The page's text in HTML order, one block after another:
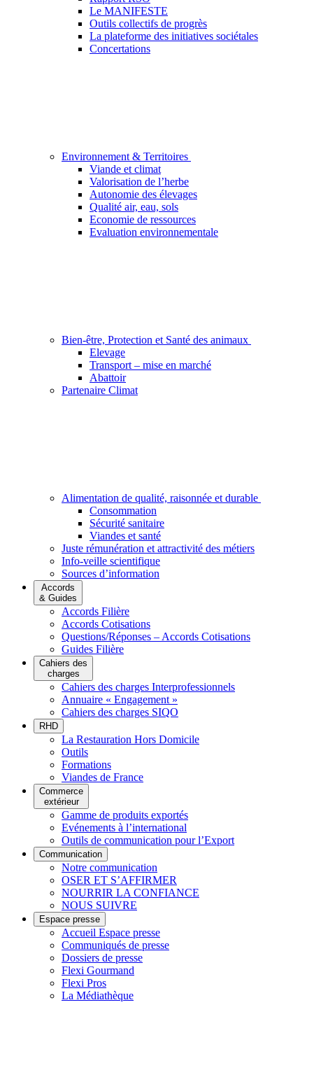
Le MANIFESTE
Outils collectifs de progrès
La plateforme des initiatives sociétales
Concertations
Environnement & Territoires
Viande et climat
Valorisation de l’herbe
Autonomie des élevages
Qualité air, eau, sols
Economie de ressources
Evaluation environnementale
Bien-être, Protection et Santé des animaux
Elevage
Transport – mise en marché
Abattoir
Partenaire Climat
Alimentation de qualité, raisonnée et durable
Consommation
Sécurité sanitaire
Viandes et santé
Juste rémunération et attractivité des métiers
Info-veille scientifique
Sources d’information
Accords
& Guides
Accords Filière
Accords Cotisations
Questions/Réponses – Accords Cotisations
Guides Filière
Cahiers des
charges
Cahiers des charges Interprofessionnels
Annuaire « Engagement »
Cahiers des charges SIQO
RHD
La Restauration Hors Domicile
Outils
Formations
Viandes de France
Commerce
extérieur
Gamme de produits exportés
Evénements à l’international
Outils de communication pour l’Export
Communication
Notre communication
OSER ET S’AFFIRMER
NOURRIR LA CONFIANCE
NOUS SUIVRE
Espace presse
Accueil Espace presse
Communiqués de presse
Dossiers de presse
Flexi Gourmand
Flexi Pros
La Médiathèque